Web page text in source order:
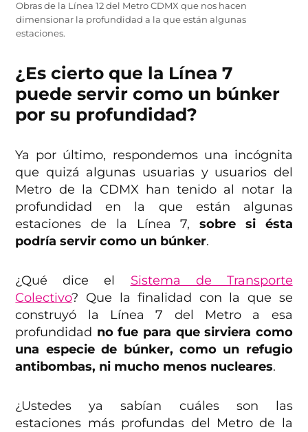
Obras de la Línea 12 del Metro CDMX que nos hacen
dimensionar la profundidad a la que están algunas
estaciones.
¿Es cierto que la Línea 7
puede servir como un búnker
por su profundidad?
Ya por último, respondemos una incógnita
que quizá algunas usuarias y usuarios del
Metro de la CDMX han tenido al notar la
profundidad en la que están algunas
estaciones de la Línea 7, sobre si ésta
podría servir como un búnker.
¿Qué dice el Sistema de Transporte
Colectivo? Que la finalidad con la que se
construyó la Línea 7 del Metro a esa
profundidad no fue para que sirviera como
una especie de búnker, como un refugio
antibombas, ni mucho menos nucleares.
¿Ustedes ya sabían cuáles son las
estaciones más profundas del Metro de la